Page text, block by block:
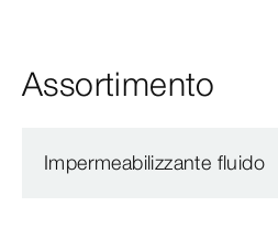
Assortimento
Impermeabilizzante fluido